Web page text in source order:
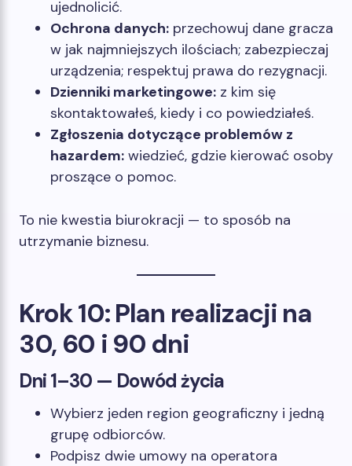
ujednolicić.
Ochrona danych: przechowuj dane gracza
w jak najmniejszych ilościach; zabezpieczaj
urządzenia; respektuj prawa do rezygnacji.
Dzienniki marketingowe: z kim się
skontaktowałeś, kiedy i co powiedziałeś.
Zgłoszenia dotyczące problemów z
hazardem: wiedzieć, gdzie kierować osoby
proszące o pomoc.
To nie kwestia biurokracji — to sposób na
utrzymanie biznesu.
Krok 10: Plan realizacji na
30, 60 i 90 dni
Dni 1–30 — Dowód życia
Wybierz jeden region geograficzny i jedną
grupę odbiorców.
Podpisz dwie umowy na operatora